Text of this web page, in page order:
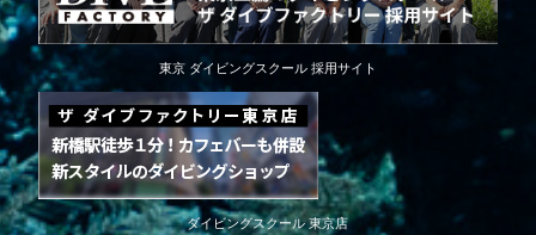
東京 ダイビングスクール 採用サイト
ダイビングスクール 東京店